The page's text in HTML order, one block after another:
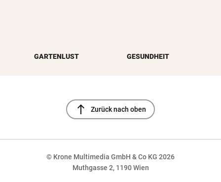
GARTENLUST GESUNDHEIT
north Zurück nach oben
© Krone Multimedia GmbH & Co KG 2026
Muthgasse 2, 1190 Wien